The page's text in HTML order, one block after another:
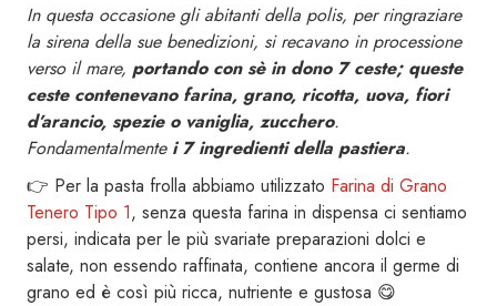
In questa occasione gli abitanti della polis, per ringraziare
la sirena della sue benedizioni, si recavano in processione
verso il mare, portando con sè in dono 7 ceste; queste
ceste contenevano farina, grano, ricotta, uova, fiori
d’arancio, spezie o vaniglia, zucchero.
Fondamentalmentei 7 ingredienti della pastiera.
👉 Per la pasta frolla abbiamo utilizzato Farina di Grano
Tenero Tipo 1, senza questa farina in dispensa ci sentiamo
persi, indicata per le più svariate preparazioni dolci e
salate, non essendo raffinata, contiene ancora il germe di
grano ed è così più ricca, nutriente e gustosa 😋